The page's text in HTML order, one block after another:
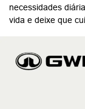
necessidades
vida e deixe que